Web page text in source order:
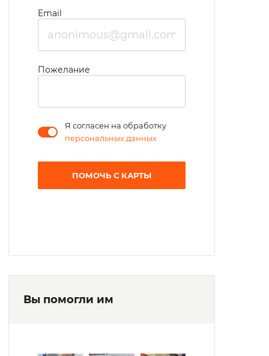
Email
Пожелание
Я согласен на обработку
персональных данных
ПОМОЧЬ С КАРТЫ
Вы помогли им